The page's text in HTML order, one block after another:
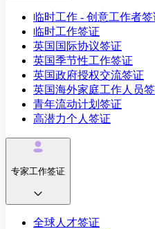
临时工作 - 创意工作者签
临时工作签证
英国国际协议签证
英国季节性工作签证
英国政府授权交流签证
英国海外家庭工作人员
青年流动计划签证
高潜力个人签证
专家工作签证
全球人才签证